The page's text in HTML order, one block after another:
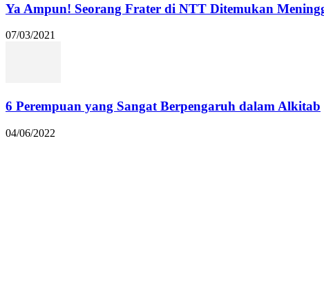
Ya Ampun! Seorang Frater di NTT Ditemukan
07/03/2021
6 Perempuan yang Sangat Berpengaruh dalam Alkitab
04/06/2022